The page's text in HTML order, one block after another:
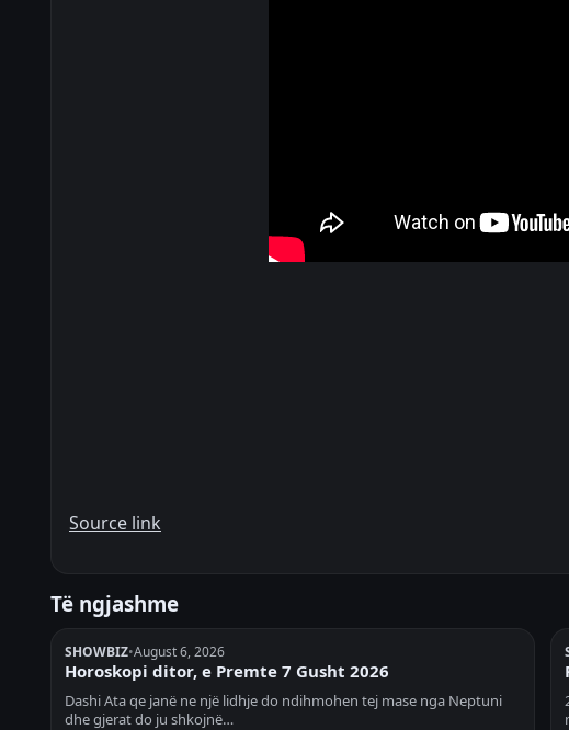
Source link
Të ngjashme
SHOWBIZ•August 6, 2026
Horoskopi ditor, e Premte 7 Gusht 2026
Dashi Ata qe janë ne një lidhje do ndihmohen tej mase nga Neptuni
dhe gjerat do ju shkojnë…